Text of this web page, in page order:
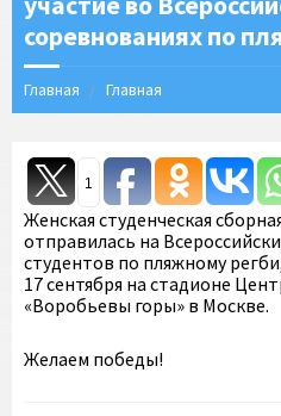
соревнованиях по
Главная Главная
1
Женская студенческая
отправилась на
студентов по пляжному
17 сентября на стадионе
«Воробьевы горы» в Москве.
Желаем победы!